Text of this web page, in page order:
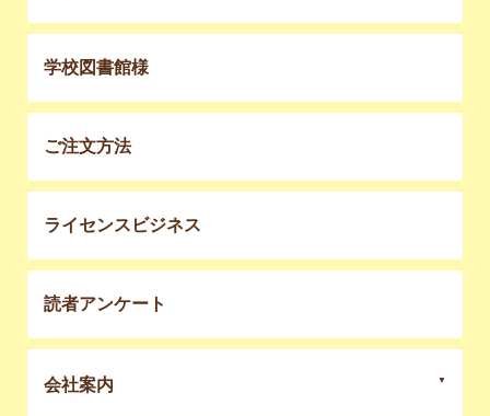
学校図書館様
ご注文方法
ライセンスビジネス
読者アンケート
会社案内